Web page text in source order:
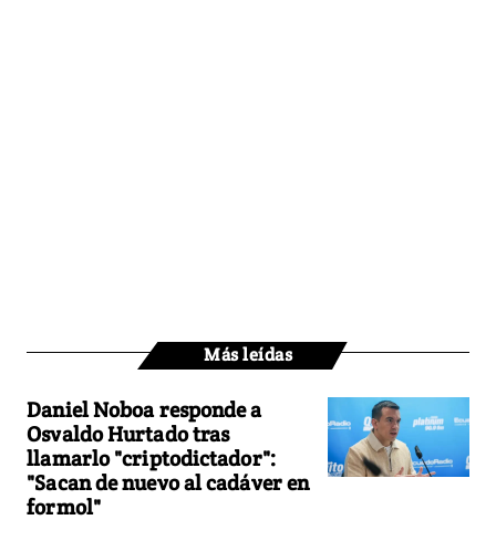
Más leídas
Daniel Noboa responde a
Osvaldo Hurtado tras
llamarlo "criptodictador":
"Sacan de nuevo al cadáver en
formol"